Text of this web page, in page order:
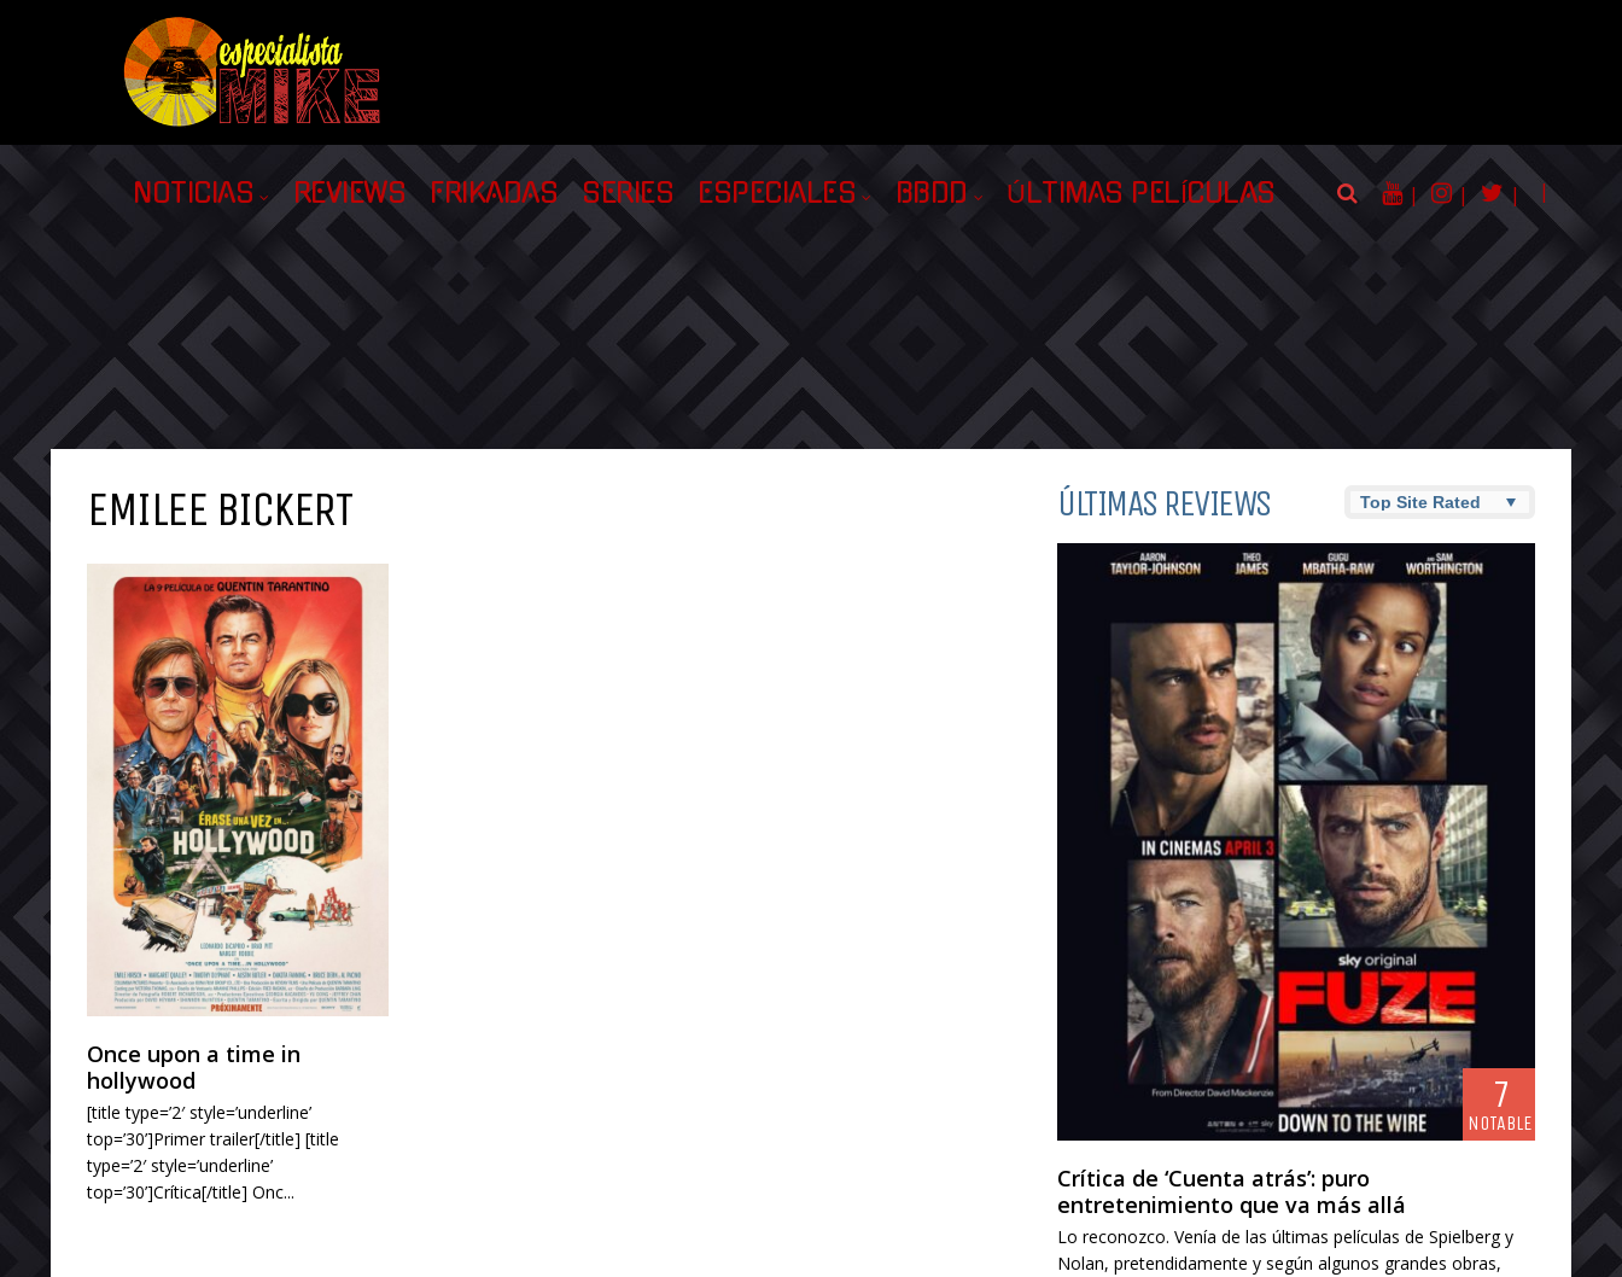
NOTICIAS REVIEWS FRIKADAS SERIES ESPECIALES BBDD ÚLTIMAS PELÍCULAS | | | |
EMILEE BICKERT
Once upon a time in
hollywood
[title type=’2′ style=’underline’
top=’30’]Primer trailer[/title] [title
type=’2′ style=’underline’
top=’30’]Crítica[/title] Onc...
ÚLTIMAS REVIEWS
7
NOTABLE
Crítica de ‘Cuenta atrás’: puro
entretenimiento que va más allá
Lo reconozco. Venía de las últimas películas de Spielberg y
Nolan, pretendidamente y según algunos grandes obras,